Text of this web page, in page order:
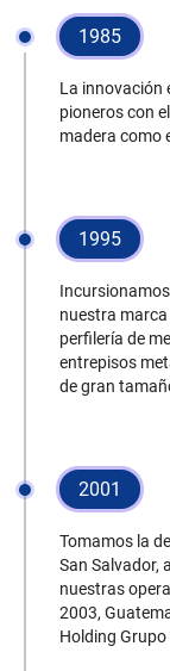
estratégica de
nuestro
presidente Ing.
Francisco
Siú.
cultura
fundamentada
vivencia de los
valores que nos
hacen únicos y
misión de
calidad de vida
población,
emprendedora se
hizo posible,
al esfuerzo de
largos años de
trabajo y un
de
altamente
La innovación
pioneros con
madera como
1985
nuestra
perfilería de
entrepisos
de gran
1995
Tomamos la
San Salvador,
nuestras
2003,
Holding
2001